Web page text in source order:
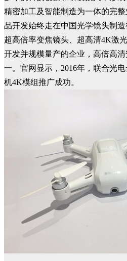
精密加工及智能制造为一体的完
品开发始终走在中国光学镜头制造
超高倍率变焦镜头、超高清4K激
开发并规模量产的企业，高倍高
一。官网显示，2016年，联合光
机4K模组推广成功。